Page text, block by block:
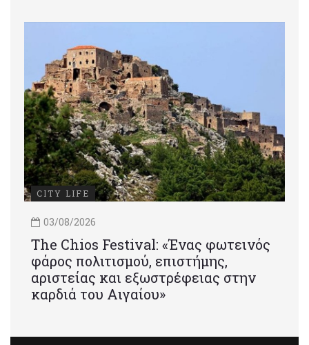
CITY LIFE
03/08/2026
Τhe Chios Festival: «Ένας φωτεινός
φάρος πολιτισμού, επιστήμης,
αριστείας και εξωστρέφειας στην
καρδιά του Αιγαίου»